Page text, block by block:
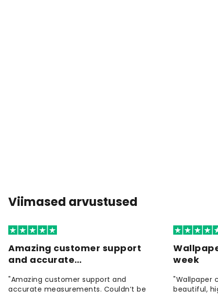
Viimased arvustused
Amazing customer support
and accurate…
"Amazing customer support and
accurate measurements. Couldn’t be
week
"Wallpaper
beautiful,